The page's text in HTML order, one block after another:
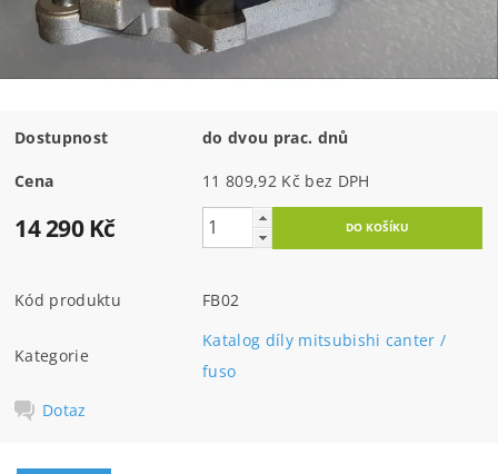
Dostupnost do dvou prac. dnů
Cena 11 809,92 Kč bez DPH
14 290 Kč
Kód produktu FB02
Kategorie
Katalog díly mitsubishi canter /
fuso
Dotaz